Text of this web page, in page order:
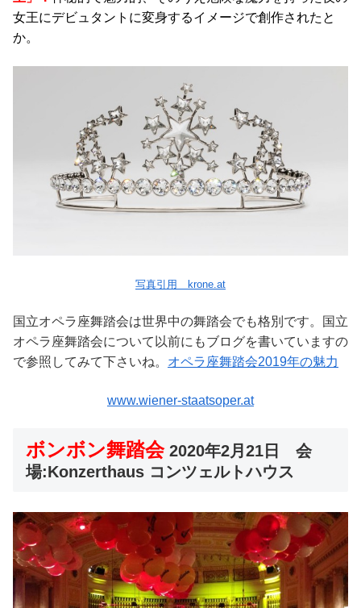
女王にデビュタントに変身するイメージで創作されたと
か。
写真引用 krone.at
国立オペラ座舞踏会は世界中の舞踏会でも格別です。国立
オペラ座舞踏会について以前にもブログを書いていますの
で参照してみて下さいね。 オペラ座舞踏会2019年の魅力
www.wiener-staatsoper.at
ボンボン舞踏会2020年2月21日 会
場:Konzerthaus コンツェルトハウス